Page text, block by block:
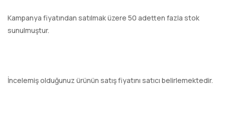
Kampanya fiyatından satılmak üzere 50 adetten fazla stok
sunulmuştur.
İncelemiş olduğunuz ürünün satış fiyatını satıcı belirlemektedir.